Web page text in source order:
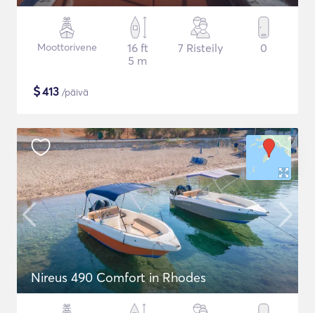
Moottorivene
16 ft
5 m
7 Risteily 0
$413 /päivä
Nireus 490 Comfort in Rhodes